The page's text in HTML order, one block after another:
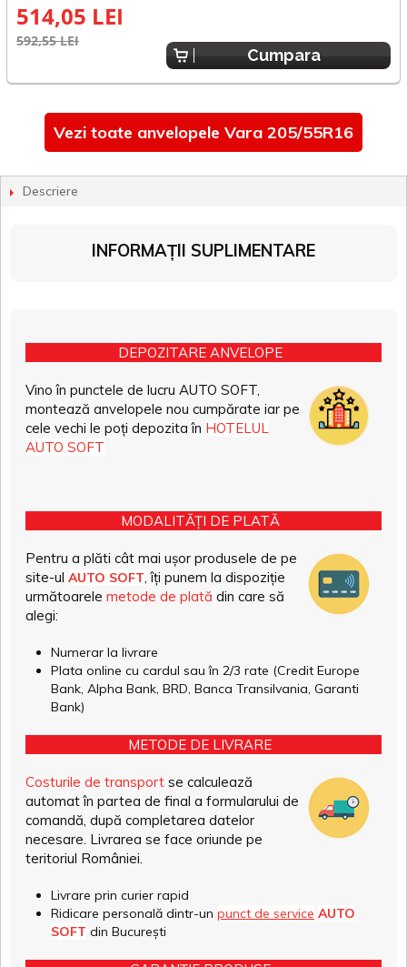
514,05 LEI
592,55 LEI
Cumpara
Vezi toate anvelopele Vara 205/55R16
Descriere
INFORMAȚII SUPLIMENTARE
DEPOZITARE ANVELOPE
Vino în punctele de lucru AUTO SOFT,
montează anvelopele nou cumpărate iar pe
cele vechi le poți depozita în HOTELUL
AUTO SOFT
MODALITĂȚI DE PLATĂ
Pentru a plăti cât mai ușor produsele de pe
site-ul AUTO SOFT, îți punem la dispoziție
următoarele metode de plată din care să
alegi:
Numerar la livrare
Plata online cu cardul sau în 2/3 rate (Credit Europe
Bank, Alpha Bank, BRD, Banca Transilvania, Garanti
Bank)
METODE DE LIVRARE
Costurile de transport se calculează
automat în partea de final a formularului de
comandă, după completarea datelor
necesare. Livrarea se face oriunde pe
teritoriul României.
Livrare prin curier rapid
Ridicare personală dintr-un punct de service AUTO
SOFT din București